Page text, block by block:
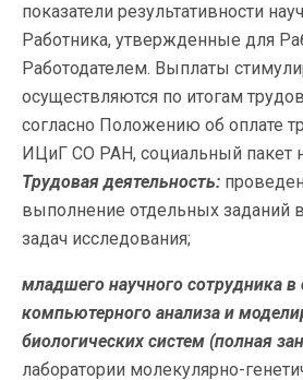
показатели результативности
Работника, утвержденные для
Работодателем. Выплаты
осуществляются по итогам
согласно Положению об оплате
ИЦиГ СО РАН, социальный пакет
Трудовая деятельность:
выполнение отдельных заданий
задач исследования;
младшего научного сотрудника в
компьютерного анализа и
биологических систем (полная
лаборатории молекулярно-